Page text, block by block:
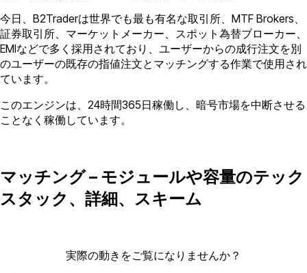
今日、B2Traderは世界でも最も有名な取引所、MTF Brokers、
証券取引所、マーケットメーカー、スポット為替ブローカー、
EMIなどで多く採用されており、ユーザーからの成行注文を別
のユーザーの既存の指値注文とマッチングする作業で使用され
ています。
このエンジンは、24時間365日稼働し、暗号市場を中断させる
ことなく稼働しています。
マッチング – モジュールや容量のテック
スタック、詳細、スキーム
実際の動きをご覧になりませんか？